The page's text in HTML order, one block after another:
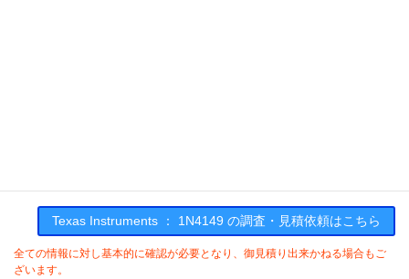
Texas Instruments ： 1N4149 の調査・見積依頼はこちら
全ての情報に対し基本的に確認が必要となり、御見積り出来かねる場合もご
ざいます。